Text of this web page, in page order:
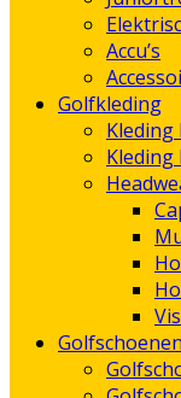
Accu’s
Golfkleding
Kleding
Kleding
Golfschoenen